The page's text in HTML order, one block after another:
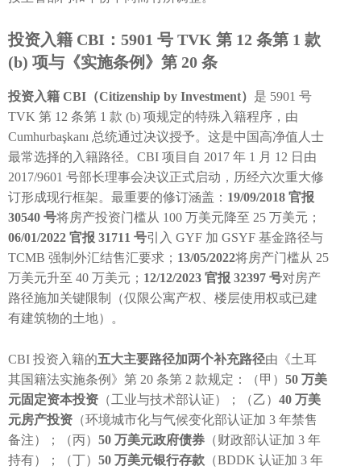
投资入籍 CBI：5901 号 TVK 第 12 条第 1 款
(b) 项与《实施条例》第 20 条
投资入籍 CBI（Citizenship by Investment） 是 5901 号
TVK 第 12 条第 1 款 (b) 项规定的特殊入籍程序，由
Cumhurbaşkanı 总统通过决议授予。这是中国高净值人士
最常选择的入籍路径。CBI 项目自 2017 年 1 月 12 日由
2017/9601 号部长理事会决议正式启动，历经六次重大修
订形成现行框架。最重要的修订涵盖： 19/09/2018 官报
30540 号将房产投资门槛从 100 万美元降至 25 万美元；
06/01/2022 官报 31711 号引入 GYF 加 GSYF 基金路径与
TCMB 强制外汇结售汇要求； 13/05/2022将房产门槛从 25
万美元升至 40 万美元； 12/12/2023 官报 32397 号对房产
路径施加关键限制（仅限公寓产权、楼层使用权或已建
有建筑物的土地）。
CBI 投资入籍的五大主要路径加两个补充路径由《土耳
其国籍法实施条例》第 20 条第 2 款规定：（甲） 50 万美
元固定资本投资 （工业与技术部认证）；（乙） 40 万美
元房产投资 （环境城市化与气候变化部认证加 3 年禁售
备注）；（丙） 50 万美元政府债券 （财政部认证加 3 年
持有）；（丁） 50 万美元银行存款 （BDDK 认证加 3 年